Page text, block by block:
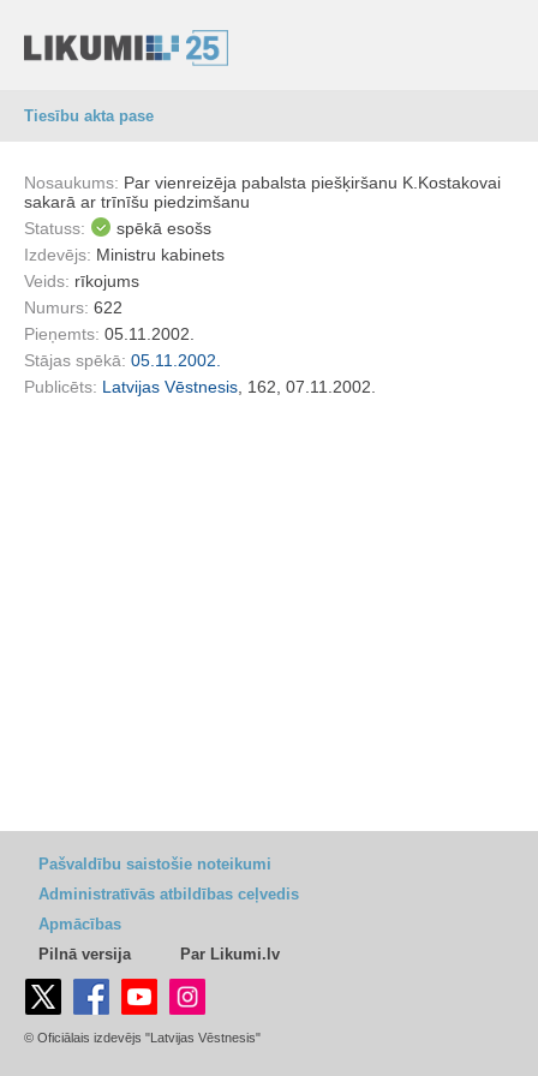
Tiesību akta pase
Nosaukums: Par vienreizēja pabalsta piešķiršanu K.Kostakovai
sakarā ar trīnīšu piedzimšanu
Statuss:
spēkā esošs
Izdevējs: Ministru kabinets
Veids: rīkojums
Numurs: 622
Pieņemts: 05.11.2002.
Stājas spēkā: 05.11.2002.
Publicēts: Latvijas Vēstnesis , 162, 07.11.2002.
Pašvaldību saistošie noteikumi
Administratīvās atbildības ceļvedis
Apmācības
Pilnā versija
Par Likumi.lv
© Oficiālais izdevējs "Latvijas Vēstnesis"